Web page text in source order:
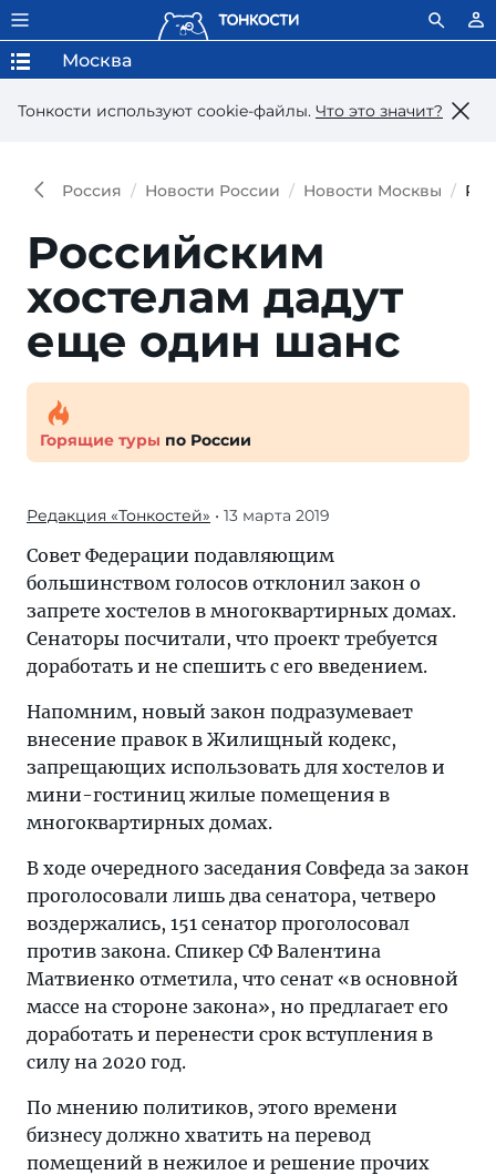
Тонкости используют сookie-файлы. Что это значит?
Москва
Россия Новости России Новости Москвы
Российским
хостелам дадут
еще один шанс
Горящие туры по России
Редакция «Тонкостей» • 13 марта 2019
Совет Федерации подавляющим
большинством голосов отклонил закон о
запрете хостелов в многоквартирных домах.
Сенаторы посчитали, что проект требуется
доработать и не спешить с его введением.
Напомним, новый закон подразумевает
внесение правок в Жилищный кодекс,
запрещающих использовать для хостелов и
мини-гостиниц жилые помещения в
многоквартирных домах.
В ходе очередного заседания Совфеда за закон
проголосовали лишь два сенатора, четверо
воздержались, 151 сенатор проголосовал
против закона. Спикер СФ Валентина
Матвиенко отметила, что сенат «в основной
массе на стороне закона», но предлагает его
доработать и перенести срок вступления в
силу на 2020 год.
По мнению политиков, этого времени
бизнесу должно хватить на перевод
помещений в нежилое и решение прочих